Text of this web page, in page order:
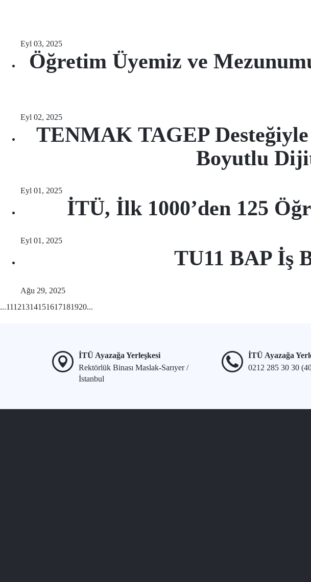
Eyl 03, 2025
Öğretim Üyemiz ve
Eyl 02, 2025
TENMAK TAGEP
Boyutlu
Eyl 01, 2025
İTÜ, İlk 1000’den 125
Eyl 01, 2025
TU11 BAP İş
Ağu 29, 2025
...11121314151617181920...
İTÜ Ayazağa Yerleşkesi
Rektörlük Binası Maslak-Sarıyer /
İstanbul
İTÜ Ayazağa
0212 285 30 30